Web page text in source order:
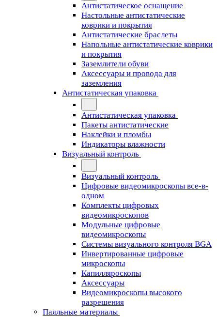
Антистатическое оснащение
Настольные антистатические
коврики и покрытия
Антистатические браслеты
Напольные антистатические коврики
и покрытия
Заземлители обуви
Аксессуары и провода для
заземления
Антистатическая упаковка
Антистатическая упаковка
Пакеты антистатические
Наклейки и пломбы
Индикаторы влажности
Визуальный контроль
Визуальный контроль
Цифровые видеомикроскопы все-в-
одном
Комплекты цифровых
видеомикроскопов
Модульные цифровые
видеомикроскопы
Cистемы визуального контроля BGA
Инвертированные цифровые
микроскопы
Капилляроскопы
Аксессуары
Видеомикроскопы высокого
разрешения
Паяльные материалы